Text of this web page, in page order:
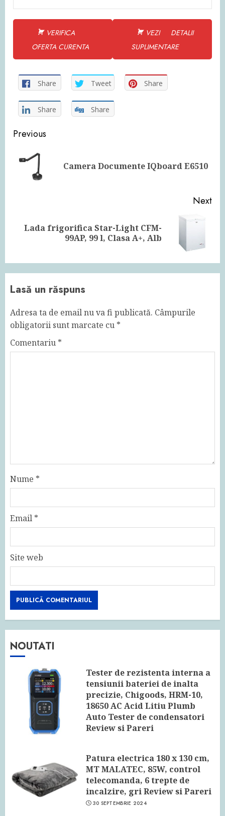
VERIFICA
OFERTA CURENTA
VEZI DETALII
SUPLIMENTARE
Share Tweet Share
Share Share
Continue
Reading
Previous
Camera Documente IQboard E6510
Next
Next
Lada frigorifica Star-Light CFM-
99AP, 99 l, Clasa A+, Alb
Lasă un răspuns
Adresa ta de email nu va fi publicată. Câmpurile
obligatorii sunt marcate cu *
Comentariu *
Nume *
Email *
Site web
NOUTATI
Tester de rezistenta interna a
tensiunii bateriei de inalta
precizie, Chigoods, HRM-10,
18650 AC Acid Litiu Plumb
Auto Tester de condensatori
Review si Pareri
Patura electrica 180 x 130 cm,
MT MALATEC, 85W, control
telecomanda, 6 trepte de
incalzire, gri Review si Pareri
30 SEPTEMBRIE 2024